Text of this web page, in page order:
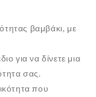
βαμβάκι, με
για να δίνετε μια
σας.
που